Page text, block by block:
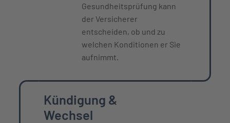
Gesundheitsprüfung kann
der Versicherer
entscheiden, ob und zu
welchen Konditionen er Sie
aufnimmt.
Kündigung &
Wechsel